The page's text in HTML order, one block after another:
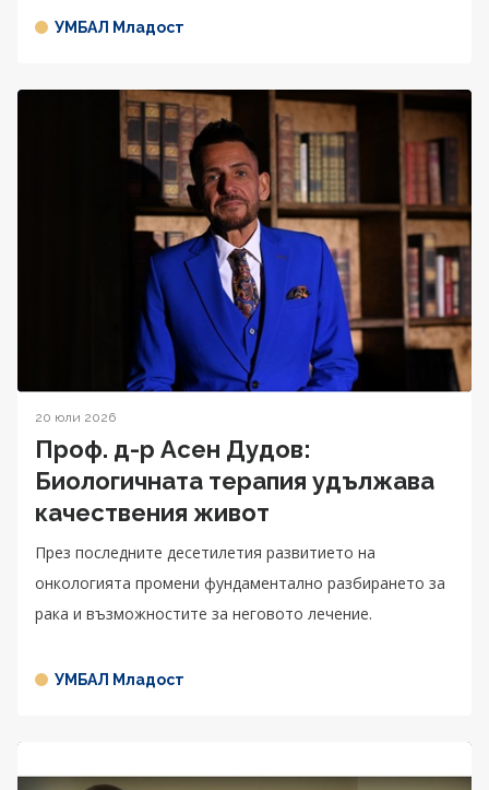
УМБАЛ Младост
20 юли 2026
Проф. д-р Асен Дудов:
Биологичната терапия удължава
качествения живот
През последните десетилетия развитието на
онкологията промени фундаментално разбирането за
рака и възможностите за неговото лечение.
УМБАЛ Младост